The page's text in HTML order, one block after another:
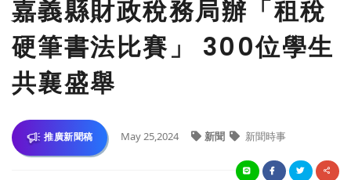
嘉義縣財政稅務局辦「租稅
硬筆書法比賽」 300位學生
共襄盛舉
推廣新聞稿 May 25,2024 新聞 新聞時事